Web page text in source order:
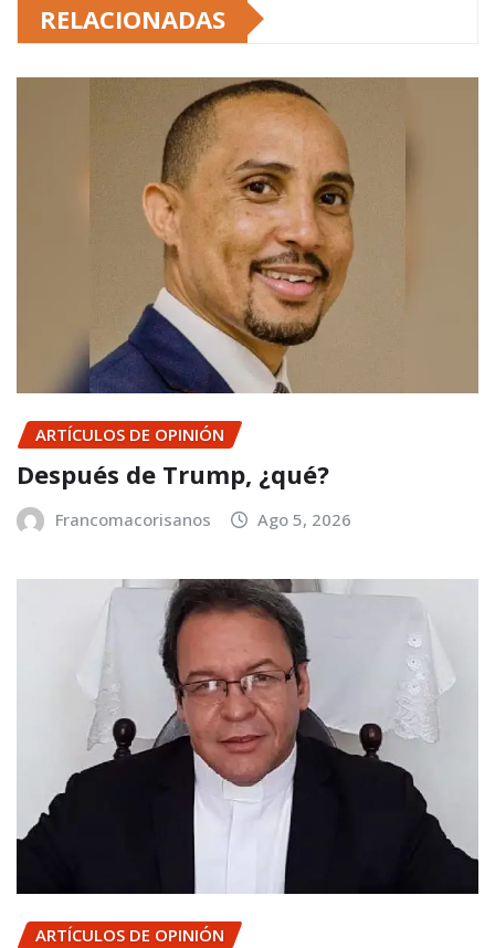
RELACIONADAS
ARTÍCULOS DE OPINIÓN
Después de Trump, ¿qué?
Francomacorisanos Ago 5, 2026
ARTÍCULOS DE OPINIÓN